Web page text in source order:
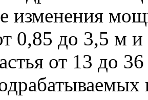
изменения
0,85 до 3,5 м
от 13 до